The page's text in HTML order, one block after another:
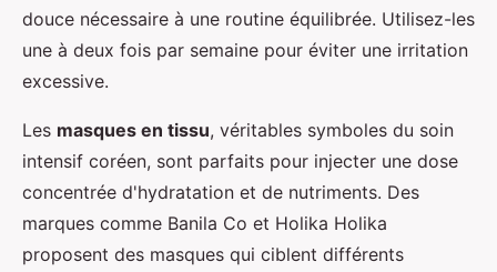
douce nécessaire à une routine équilibrée. Utilisez-les
une à deux fois par semaine pour éviter une irritation
excessive.
Les masques en tissu, véritables symboles du soin
intensif coréen, sont parfaits pour injecter une dose
concentrée d'hydratation et de nutriments. Des
marques comme Banila Co et Holika Holika
proposent des masques qui ciblent différents